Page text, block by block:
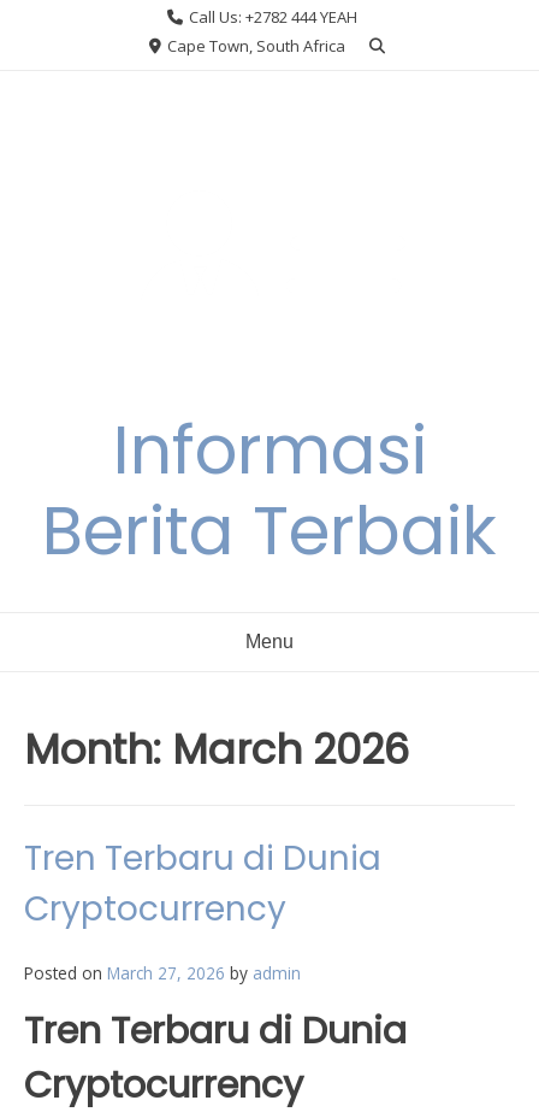
Call Us: +2782 444 YEAH
Cape Town, South Africa
Informasi
Berita Terbaik
Menu
Month: March 2026
Tren Terbaru di Dunia
Cryptocurrency
Posted on March 27, 2026 by admin
Tren Terbaru di Dunia
Cryptocurrency